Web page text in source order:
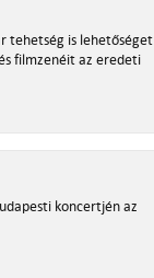
tehetség is lehetőséget
filmzenéit az eredeti
koncertjén az